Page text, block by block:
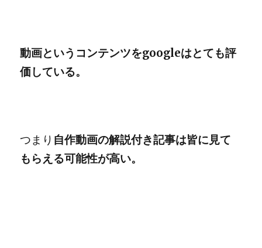
動画というコンテンツをgoogleはとても評
価している。
つまり 自作動画の解説付き記事は皆に見て
もらえる可能性が高い。